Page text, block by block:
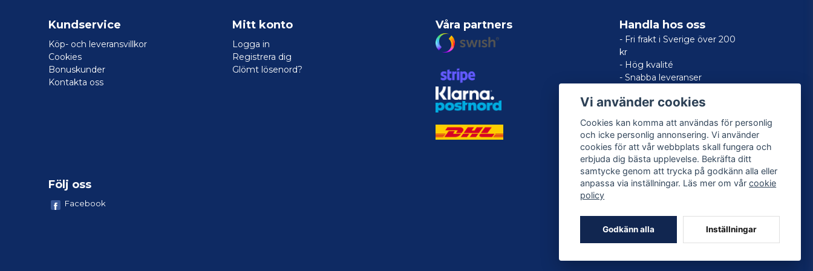
Kundservice
Köp- och leveransvillkor
Cookies
Bonuskunder
Kontakta oss
Mitt konto
Logga in
Registrera dig
Glömt lösenord?
Våra partners Handla hos oss
- Fri frakt i Sverige över 200
kr
- Hög kvalité
- Snabba leveranser
Följ oss
Facebook
Vi använder cookies
Cookies kan komma att användas för personlig
och icke personlig annonsering. Vi använder
cookies för att vår webbplats skall fungera och
erbjuda dig bästa upplevelse. Bekräfta ditt
samtycke genom att trycka på godkänn alla eller
anpassa via inställningar. Läs mer om vårcookie
policy
Godkänn alla Inställningar